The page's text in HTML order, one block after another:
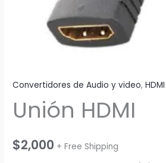
Convertidores de Audio y video,HDMI
Unión HDMI
$2,000 + Free Shipping